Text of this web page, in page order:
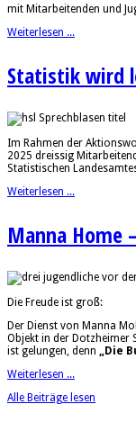
mit Mitarbeitenden und
Weiterlesen ...
Statistik wird
Im Rahmen der
2025 dreissig
Statistischen
Weiterlesen ...
Manna Home
Die Freude ist groß:
Der Dienst von Manna
Objekt in der Dotzheimer
ist gelungen, denn
„Die
Weiterlesen ...
Alle Beiträge lesen